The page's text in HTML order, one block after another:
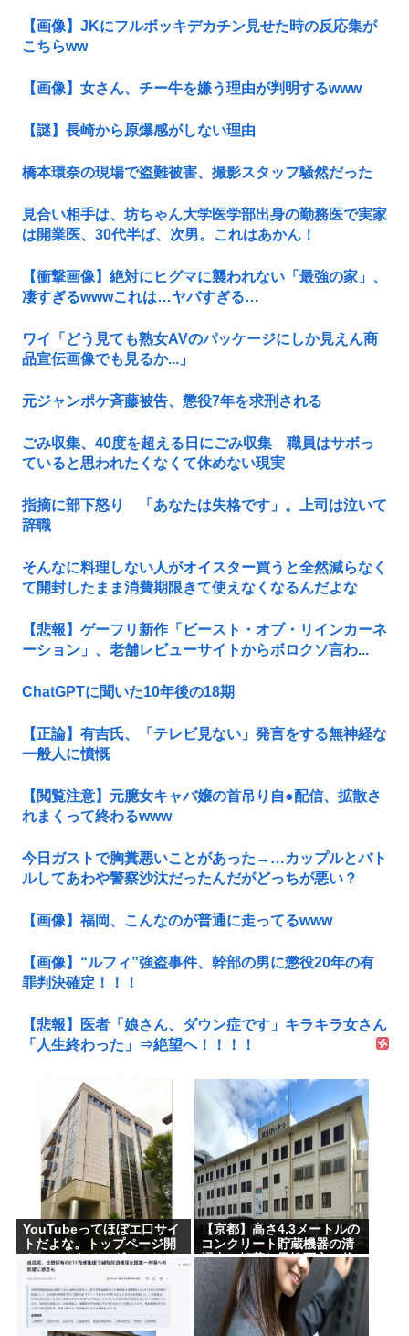
【画像】JKにフルボッキデカチン見せた時の反応集が
こちらww
【画像】女さん、チー牛を嫌う理由が判明するwww
【謎】長崎から原爆感がしない理由
橋本環奈の現場で盗難被害、撮影スタッフ騒然だった
見合い相手は、坊ちゃん大学医学部出身の勤務医で実家
は開業医、30代半ば、次男。これはあかん！
【衝撃画像】絶対にヒグマに襲われない「最強の家」、
凄すぎるwwwこれは…ヤバすぎる…
ワイ「どう見ても熟女AVのパッケージにしか見えん商
品宣伝画像でも見るか...」
元ジャンポケ斉藤被告、懲役7年を求刑される
ごみ収集、40度を超える日にごみ収集 職員はサボっ
ていると思われたくなくて休めない現実
指摘に部下怒り 「あなたは失格です」。上司は泣いて
辞職
そんなに料理しない人がオイスター買うと全然減らなく
て開封したまま消費期限きて使えなくなるんだよな
【悲報】ゲーフリ新作「ビースト・オブ・リインカーネ
ーション」、老舗レビューサイトからボロクソ言わ...
ChatGPTに聞いた10年後の18期
【正論】有吉氏、「テレビ見ない」発言をする無神経な
一般人に憤慨
【閲覧注意】元臆女キャバ嬢の首吊り自●配信、拡散さ
れまくって終わるwww
今日ガストで胸糞悪いことがあった→…カップルとバト
ルしてあわや警察沙汰だったんだがどっちが悪い？
【画像】福岡、こんなのが普通に走ってるwww
【画像】“ルフィ”強盗事件、幹部の男に懲役20年の有
罪判決確定！！！
【悲報】医者「娘さん、ダウン症です」キラキラ女さん
「人生終わった」⇒絶望へ！！！！
YouTubeってほぼエ口サイ
トだよな。トップページ開
くといつもチアダンスとか
ローアングルで撮影した街
撮り動画ばっか出てくるじ
ゃん
【京都】高さ4.3メートルの
コンクリート貯蔵機器の清
掃中に転落し男性死亡、伏
見区の工場